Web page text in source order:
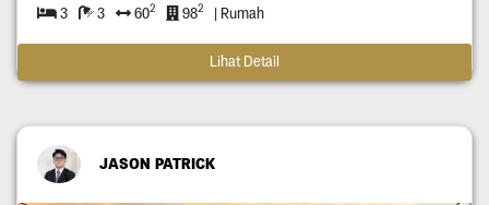
3 3 602 982 | Rumah
Lihat Detail
JASON PATRICK